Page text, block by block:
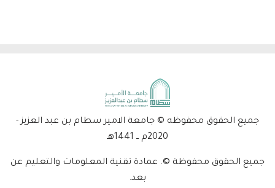
جميع الحقوق محفوظه © جامعة الامير سطام بن عبد العزيز -
2020م ــ 1441هـ
جميع الحقوق محفوظة ©. عمادة تقنية المعلومات والتعليم عن
بعد.